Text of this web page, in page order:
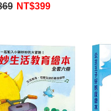
NT$399